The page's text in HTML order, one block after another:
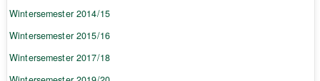
Wintersemester 2014/15
Wintersemester 2015/16
Wintersemester 2017/18